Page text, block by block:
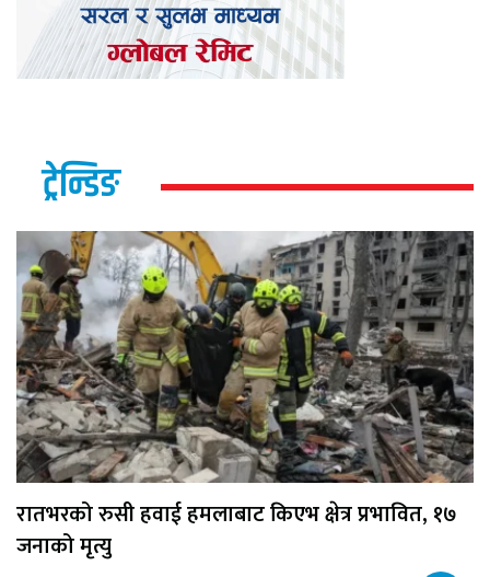
ट्रेन्डिङ
रातभरको रुसी हवाई हमलाबाट किएभ क्षेत्र प्रभावित, १७
जनाको मृत्यु